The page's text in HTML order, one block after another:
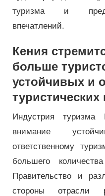
туризма и
впечатлений.
Кения
больше
устойчивых и
Индустрия туризма
внимание
ответственному
большего
Правительство и
стороны отрасли